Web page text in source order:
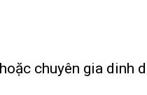
chuyên gia dinh